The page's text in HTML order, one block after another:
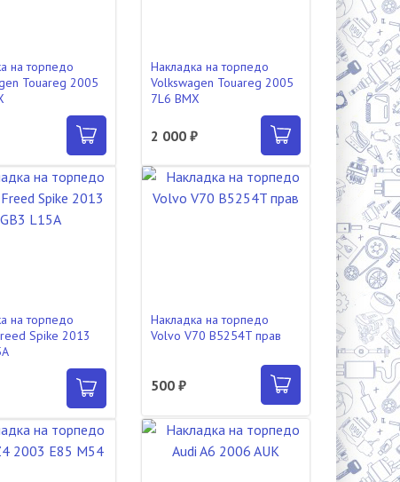
на торпедо
Touareg 2005
Накладка на торпедо
Volkswagen Touareg 2005
7L6 BMX
2 000 ₽
на торпедо
Spike 2013
Накладка на торпедо
Volvo V70 B5254T прав
500 ₽